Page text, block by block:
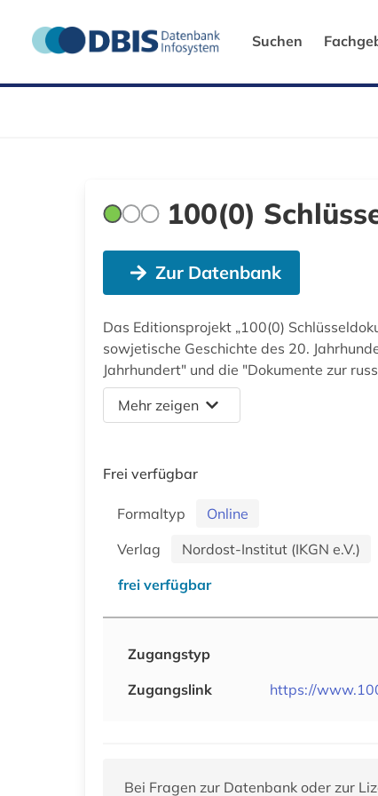
Suchen
100(0)
Zur Datenbank
Das Editionsprojekt „100(0)
sowjetische Geschichte des 20.
Jahrhundert" und die "Dokumente zur
Mehr zeigen
Frei verfügbar
Formaltyp
Online
Verlag
Nordost-Institut (IKGN e.V.)
frei verfügbar
Zugangstyp
Zugangslink
https://
Bei Fragen zur Datenbank oder zur